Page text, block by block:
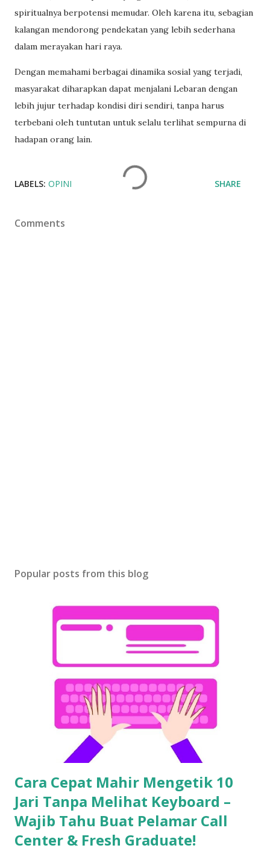
spiritualnya berpotensi memudar. Oleh karena itu, sebagian
kalangan mendorong pendekatan yang lebih sederhana
dalam merayakan hari raya.
Dengan memahami berbagai dinamika sosial yang terjadi,
masyarakat diharapkan dapat menjalani Lebaran dengan
lebih jujur terhadap kondisi diri sendiri, tanpa harus
terbebani oleh tuntutan untuk selalu terlihat sempurna di
hadapan orang lain.
LABELS: OPINI SHARE
Comments
Popular posts from this blog
Cara Cepat Mahir Mengetik 10
Jari Tanpa Melihat Keyboard –
Wajib Tahu Buat Pelamar Call
Center & Fresh Graduate!